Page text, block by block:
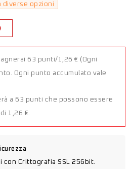
diverse opzioni
63 punti/1,26 € (Ogni
Ogni punto accumulato vale
a 63 punti che possono essere
1,26 €.
con Crittografia SSL 256bit.